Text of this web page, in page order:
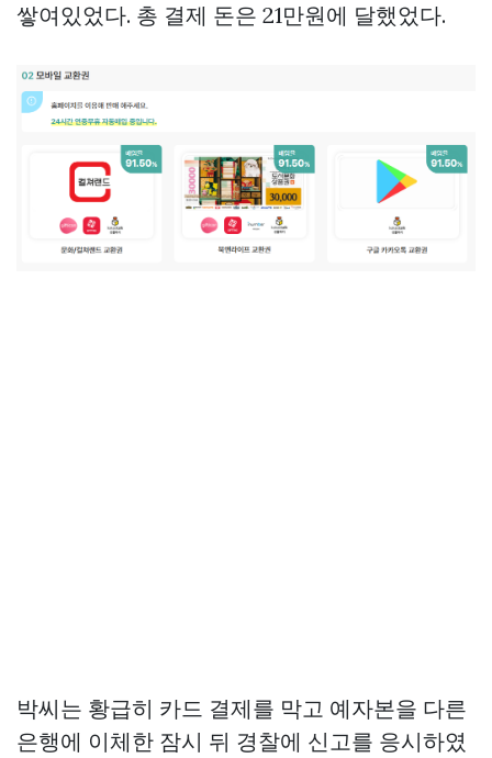
쌓여있었다. 총 결제 돈은 21만원에 달했었다.
박씨는 황급히 카드 결제를 막고 예자본을 다른
은행에 이체한 잠시 뒤 경찰에 신고를 응시하였